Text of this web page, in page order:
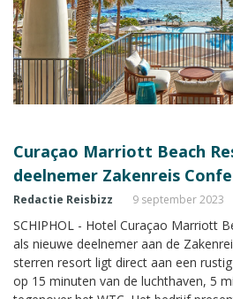
Curaçao Marriott Beach
deelnemer Zakenreis
Redactie Reisbizz 9 september 2023
SCHIPHOL - Hotel Curaçao Marriott
als nieuwe deelnemer aan de
sterren resort ligt direct aan een
op 15 minuten van de luchthaven, 5